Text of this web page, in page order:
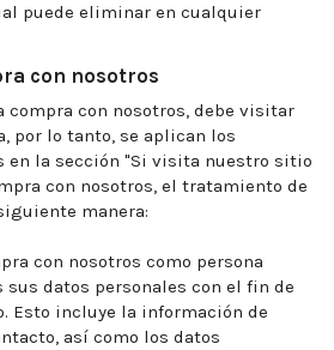
puede eliminar en cualquier
con nosotros
compra con nosotros, debe visitar
por lo tanto, se aplican los
la sección "Si visita nuestro sitio
con nosotros, el tratamiento de
manera:
con nosotros como persona
sus datos personales con el fin de
Esto incluye la información de
así como los datos